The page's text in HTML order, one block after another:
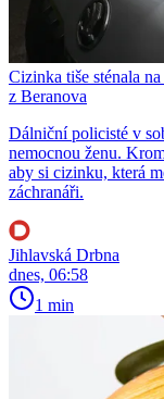
Cizinka tiše sténala
z Beranova
Dálniční policisté v
nemocnou ženu.
aby si cizinku, která
záchranáři.
Jihlavská Drbna
dnes, 06:58
1 min